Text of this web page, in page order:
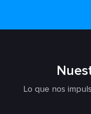
Lo que nos